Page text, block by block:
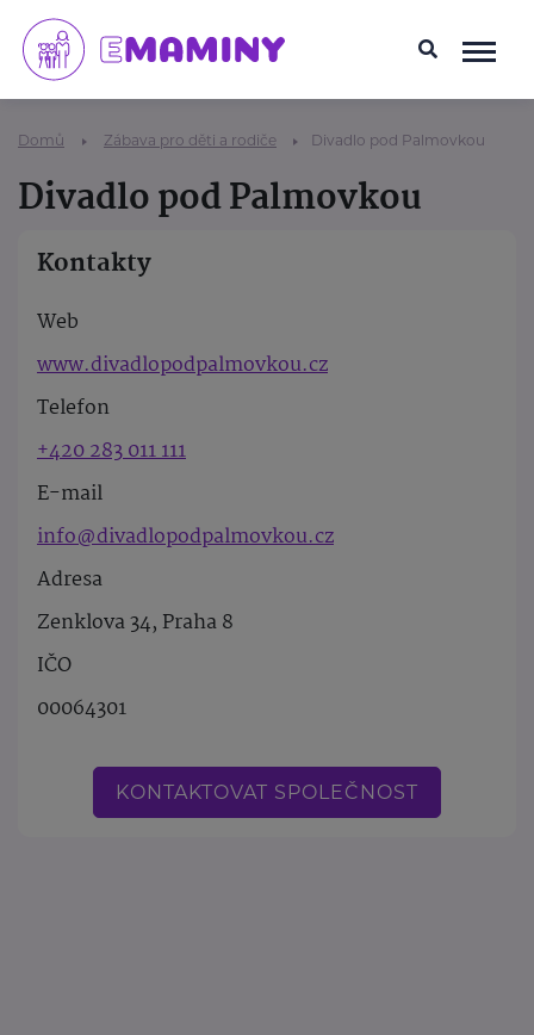
Domů Zábava pro děti a rodiče Divadlo pod Palmovkou
Divadlo pod Palmovkou
Kontakty
Web
www.divadlopodpalmovkou.cz
Telefon
+420 283 011 111
E-mail
info@divadlopodpalmovkou.cz
Adresa
Zenklova 34, Praha 8
IČO
00064301
KONTAKTOVAT SPOLEČNOST